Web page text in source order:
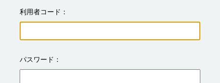
利用者コード
パスワード